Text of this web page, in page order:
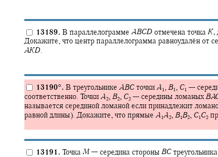
13189. В параллелограмме ABCD отмечена точка K,
Докажите, что центр параллелограмма равноудалён от
AKD.
13190°. В треугольнике ABC точки A 1 , B1 , C1 —
соответственно. Точки A2, B2, C2 — середины ломаных BA
называется серединой ломаной если принадлежит
равной длины). Докажите, что прямые A 1A2, B1B2, C1 C2
13191. Точка M — середина стороны BC